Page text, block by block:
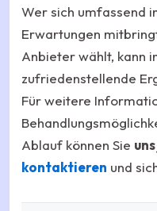
Wer sich umfassend
Erwartungen
Anbieter wählt, kann
zufriedenstellende
Für weitere
Ablauf können Sie
kontaktieren und